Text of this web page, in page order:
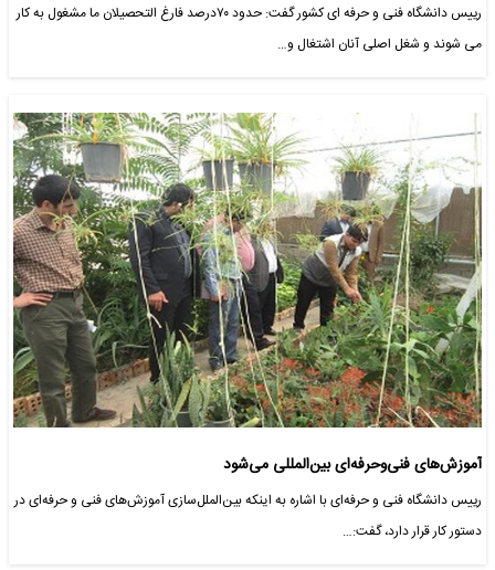
رییس دانشگاه فنی و حرفه ای کشور گفت: حدود ۷۰درصد فارغ التحصیلان ما مشغول به کار
می شوند و شغل اصلی آنان اشتغال و…
آموزش‌های فنی‌وحرفه‌ای بین‌المللی می‌شود
رییس دانشگاه فنی و حرفه‌ای با اشاره به اینکه بین‌الملل‌سازی آموزش‌های فنی و حرفه‌ای در
دستور کار قرار دارد، گفت:…